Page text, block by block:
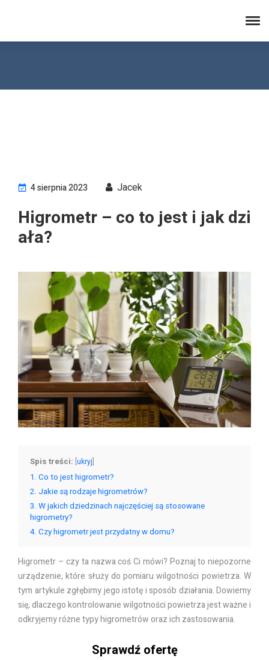
4 sierpnia 2023 Jacek
Higrometr – co to jest i jak dzi
ała?
Spis treści: [ukryj]
1 Co to jest higrometr?
2 Jakie są rodzaje higrometrów?
3 W jakich dziedzinach najczęściej są stosowane
higrometry?
4 Czy higrometr jest przydatny w domu?
Higrometr – czy ta nazwa coś Ci mówi? Poznaj to niepozorne
urządzenie, które służy do pomiaru wilgotności powietrza. W
tym artykule zgłębimy jego istotę i sposób działania. Dowiemy
się, dlaczego kontrolowanie wilgotności powietrza jest ważne i
odkryjemy różne typy higrometrów oraz ich zastosowania.
Sprawdź ofertę